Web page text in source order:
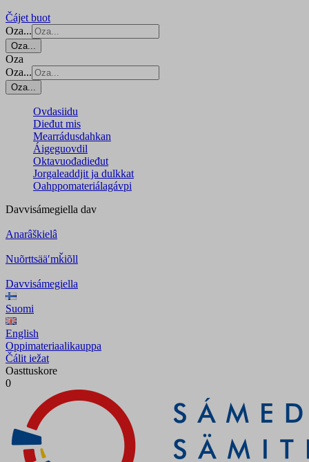
Čájet buot
Oza...
Oza...
Oza
Oza...
Oza...
Ovdasiidu
Dieđut mis
Mearrádusdahkan
Áigeguovdil
Oktavuođadieđut
Jorgaleaddjit ja dulkkat
Oahppomateriálagávpi
Davvisámegiella dav
Anarâškielâ
Nuõrttsääʹmǩiõll
Davvisámegiella
Suomi
English
Oppimateriaalikauppa
Čálit iežat
Oasttuskore
0